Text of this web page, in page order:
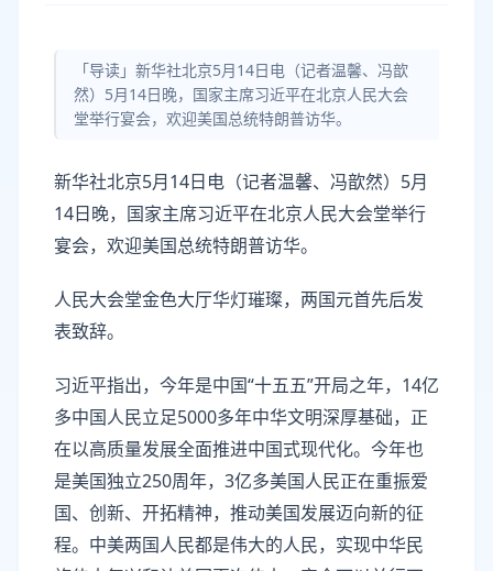
「导读」新华社北京5月14日电（记者温馨、冯歆
然）5月14日晚，国家主席习近平在北京人民大会
堂举行宴会，欢迎美国总统特朗普访华。
新华社北京5月14日电（记者温馨、冯歆然）5月
14日晚，国家主席习近平在北京人民大会堂举行
宴会，欢迎美国总统特朗普访华。
人民大会堂金色大厅华灯璀璨，两国元首先后发
表致辞。
习近平指出，今年是中国“十五五”开局之年，14亿
多中国人民立足5000多年中华文明深厚基础，正
在以高质量发展全面推进中国式现代化。今年也
是美国独立250周年，3亿多美国人民正在重振爱
国、创新、开拓精神，推动美国发展迈向新的征
程。中美两国人民都是伟大的人民，实现中华民